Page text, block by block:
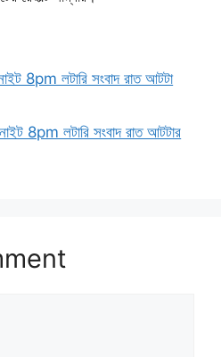
8pm লটারি সংবাদ রাত আটটা
8pm লটারি সংবাদ রাত আটটার